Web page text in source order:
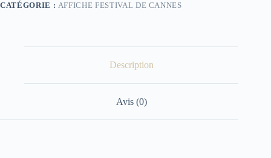
CATÉGORIE : AFFICHE FESTIVAL DE CANNES
Description
Avis (0)